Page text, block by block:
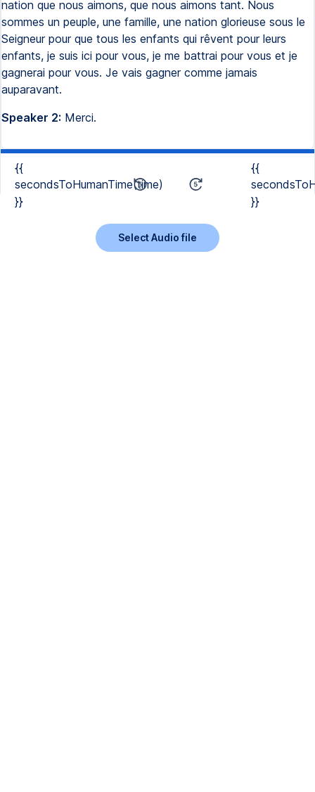
nation que nous aimons, que nous aimons tant. Nous
sommes un peuple, une famille, une nation glorieuse sous le
Seigneur pour que tous les enfants qui rêvent pour leurs
enfants, je suis ici pour vous, je me battrai pour vous et je
gagnerai pour vous. Je vais gagner comme jamais
auparavant.
Speaker 2: Merci.
{{
secondsToHumanTime(time)
}}
{{
}}
Select Audio file